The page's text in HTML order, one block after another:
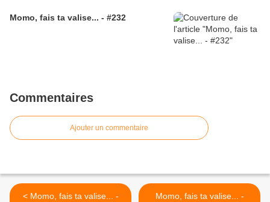
Momo, fais ta valise... - #232
Commentaires
Ajouter un commentaire
< Momo, fais ta valise... -
Momo, fais ta valise... -